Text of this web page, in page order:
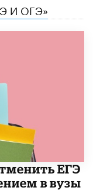
И ОГЭ»
ЕГЭ
в вузы